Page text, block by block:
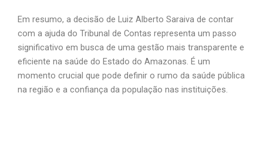
Em resumo, a decisão de Luiz Alberto Saraiva de contar
com a ajuda do Tribunal de Contas representa um passo
significativo em busca de uma gestão mais transparente e
eficiente na saúde do Estado do Amazonas. É um
momento crucial que pode definir o rumo da saúde pública
na região e a confiança da população nas instituições.